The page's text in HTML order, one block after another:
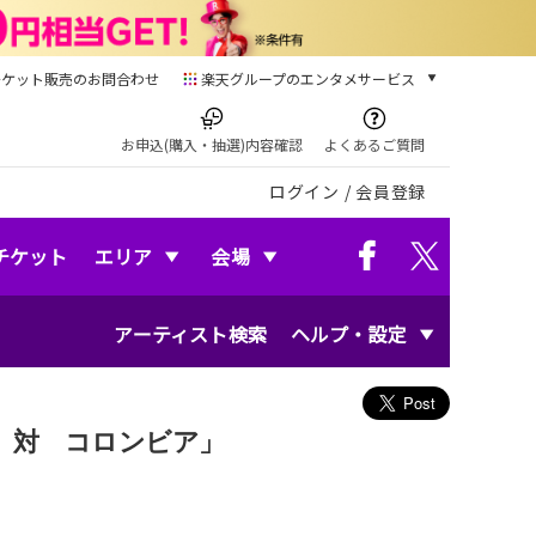
ット販売のお問合わせ 楽天グループのエンタメサービス
本/ゲーム/CD/DVD
楽天ブックス
電子書籍
楽天Kobo
音楽配信
お申込(購入・抽選)内容確認 よくあるご質問
ログイン / 会員登録
ケット エリア 会場
アーティスト検索 ヘルプ・設定
コロンビア」